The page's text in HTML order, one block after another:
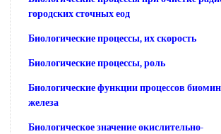
городских сточных еод
Биологические процессы, их скорость
Биологические процессы, роль
Биологические функции процессов
железа
Биологическое значение окислительно-